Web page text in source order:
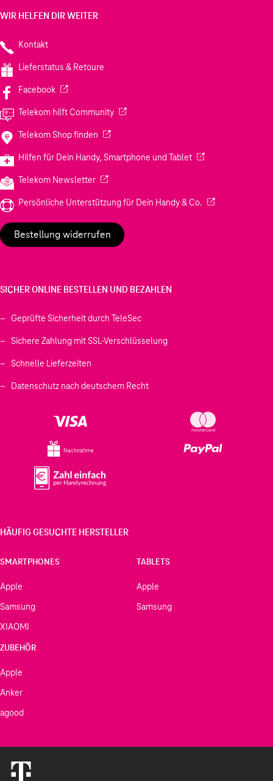
WIR HELFEN DIR WEITER
Kontakt
Lieferstatus & Retoure
Facebook(Wird in einem neuen Tab geöffnet)
Telekom hilft Community(Wird in einem neuen Tab geöffnet)
Telekom Shop finden (Wird in einem neuen Tab geöffnet)
Hilfen für Dein Handy, Smartphone und Tablet(Wird in einem
Telekom Newsletter(Wird in einem neuen Tab geöffnet)
Persönliche Unterstützung für Dein Handy & Co. (Wird in einem
Bestellung widerrufen
SICHER ONLINE BESTELLEN UND BEZAHLEN
Geprüfte Sicherheit durch TeleSec
Sichere Zahlung mit SSL-Verschlüsselung
Schnelle Lieferzeiten
Datenschutz nach deutschem Recht
Nachnahme
HÄUFIG GESUCHTE HERSTELLER
SMARTPHONES
Apple
Samsung
XIAOMI
TABLETS
Apple
Samsung
ZUBEHÖR
Apple
Anker
agood